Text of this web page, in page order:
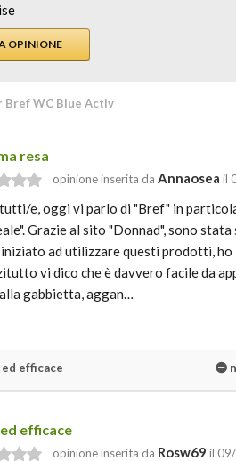
OPINIONE
Bref WC Blue Activ
resa
opinione inserita da Annaosea il
e, oggi vi parlo di "Bref" in
Grazie al sito "Donnad", sono stata
ad utilizzare questi prodotti,
vi dico che è davvero facile da
gabbietta, aggan…
efficace
efficace
opinione inserita da Rosw69 il